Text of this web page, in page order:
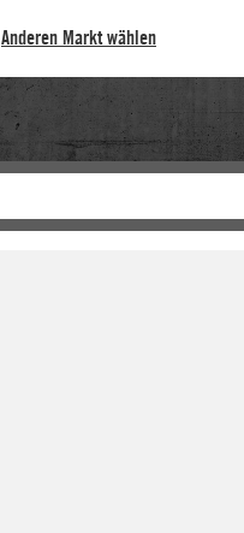
Anderen Markt wählen